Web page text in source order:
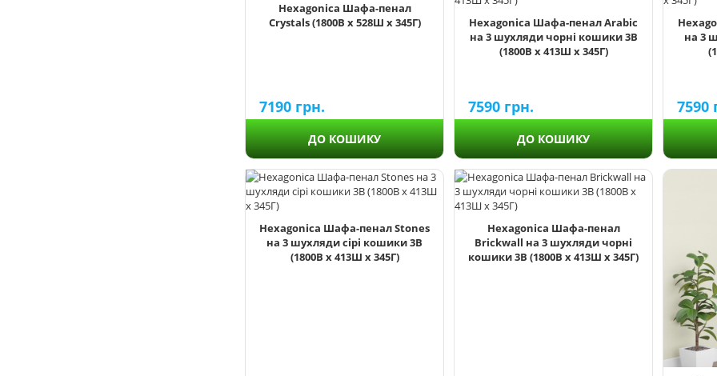
Hexagonica Шафа-пенал
Crystals (1800В х 528Ш х 345Г)
7190 грн.
ДО КОШИКУ
Hexagonica Шафа-пенал Arabic
на 3 шухляди чорні кошики 3В
(1800В х 413Ш х 345Г)
7590 грн.
ДО КОШИКУ
на 3
7590
Hexagonica Шафа-пенал Stones
на 3 шухляди сірі кошики 3В
(1800В х 413Ш х 345Г)
Hexagonica Шафа-пенал
Brickwall на 3 шухляди чорні
кошики 3В (1800В х 413Ш х 345Г)